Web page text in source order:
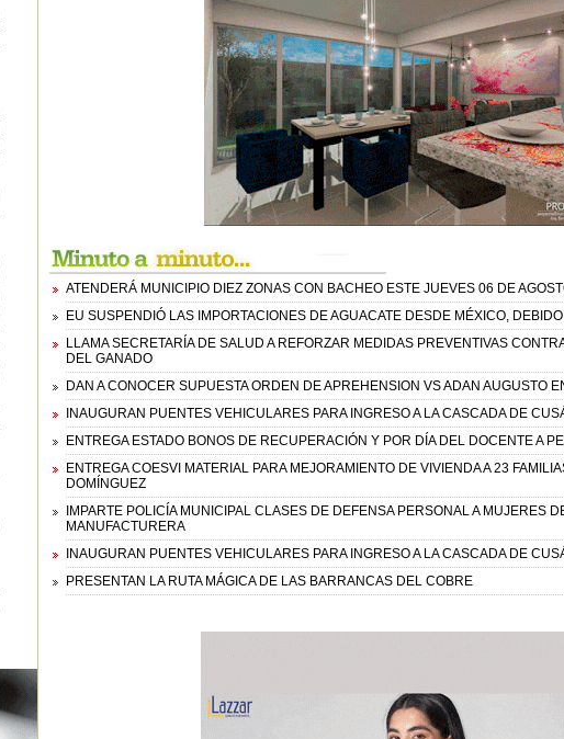
ATENDERÁ MUNICIPIO DIEZ ZONAS CON BACHEO ESTE JUEVES 06 DE
EU SUSPENDIÓ LAS IMPORTACIONES DE AGUACATE DESDE MÉXICO,
LLAMA SECRETARÍA DE SALUD A REFORZAR MEDIDAS PREVENTIVAS
DEL GANADO
DAN A CONOCER SUPUESTA ORDEN DE APREHENSION VS ADAN AUGUSTO
INAUGURAN PUENTES VEHICULARES PARA INGRESO A LA CASCADA DE
ENTREGA ESTADO BONOS DE RECUPERACIÓN Y POR DÍA DEL DOCENTE A
ENTREGA COESVI MATERIAL PARA MEJORAMIENTO DE VIVIENDA A 23
DOMÍNGUEZ
IMPARTE POLICÍA MUNICIPAL CLASES DE DEFENSA PERSONAL A MUJERES
MANUFACTURERA
INAUGURAN PUENTES VEHICULARES PARA INGRESO A LA CASCADA DE
PRESENTAN LA RUTA MÁGICA DE LAS BARRANCAS DEL COBRE